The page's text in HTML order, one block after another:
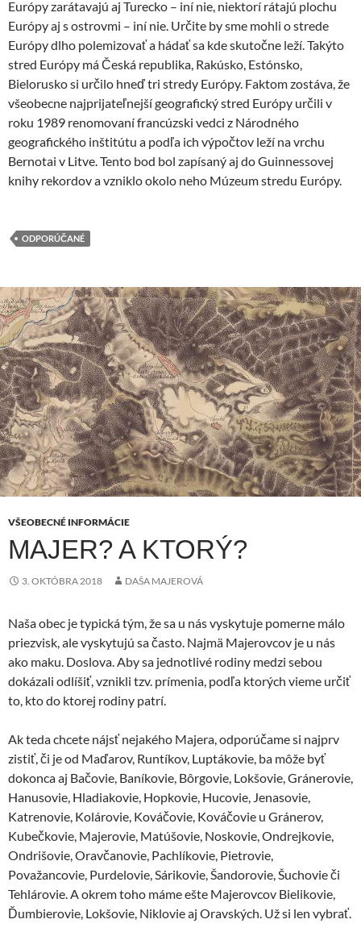
Európy zarátavajú aj Turecko – iní nie, niektorí rátajú plochu
Európy aj s ostrovmi – iní nie. Určite by sme mohli o strede
Európy dlho polemizovať a hádať sa kde skutočne leží. Takýto
stred Európy má Česká republika, Rakúsko, Estónsko,
Bielorusko si určilo hneď tri stredy Európy. Faktom zostáva, že
všeobecne najprijateľnejší geografický stred Európy určili v
roku 1989 renomovaní francúzski vedci z Národného
geografického inštitútu a podľa ich výpočtov leží na vrchu
Bernotai v Litve. Tento bod bol zapísaný aj do Guinnessovej
knihy rekordov a vzniklo okolo neho Múzeum stredu Európy.
ODPORÚČANÉ
VŠEOBECNÉ INFORMÁCIE
MAJER? A KTORÝ?
3. OKTÓBRA 2018 DAŠA MAJEROVÁ
Naša obec je typická tým, že sa u nás vyskytuje pomerne málo
priezvisk, ale vyskytujú sa často. Najmä Majerovcov je u nás
ako maku. Doslova. Aby sa jednotlivé rodiny medzi sebou
dokázali odlíšiť, vznikli tzv. prímenia, podľa ktorých vieme určiť
to, kto do ktorej rodiny patrí.
Ak teda chcete nájsť nejakého Majera, odporúčame si najprv
zistiť, či je od Maďarov, Runtíkov, Luptákovie, ba môže byť
dokonca aj Bačovie, Baníkovie, Bôrgovie, Lokšovie, Gránerovie,
Hanusovie, Hladiakovie, Hopkovie, Hucovie, Jenasovie,
Katrenovie, Kolárovie, Kováčovie, Kováčovie u Gránerov,
Kubečkovie, Majerovie, Matúšovie, Noskovie, Ondrejkovie,
Ondrišovie, Oravčanovie, Pachlíkovie, Pietrovie,
Považancovie, Purdelovie, Sárikovie, Šandorovie, Šuchovie či
Tehlárovie. A okrem toho máme ešte Majerovcov Bielikovie,
Ďumbierovie, Lokšovie, Niklovie aj Oravských. Už si len vybrať.